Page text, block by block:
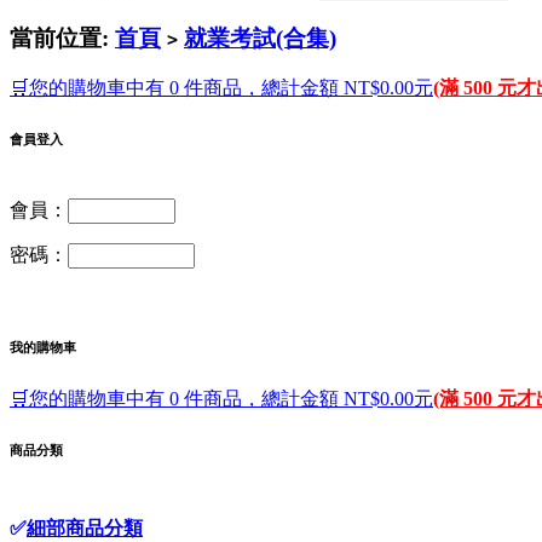
當前位置: 首頁 > 就業考試(合集)
🛒您的購物車中有 0 件商品，總計金額 NT$0.00元(滿 500 元才
會員登入
會員：
密碼：
我的購物車
🛒您的購物車中有 0 件商品，總計金額 NT$0.00元(滿 500 元才
商品分類
✅細部商品分類